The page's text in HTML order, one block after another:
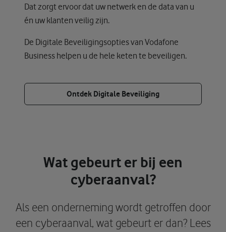
Dat zorgt ervoor dat uw netwerk en de data van u
én uw klanten veilig zijn.
De Digitale Beveiligingsopties van Vodafone
Business helpen u de hele keten te beveiligen.
Ontdek Digitale Beveiliging
Wat gebeurt er bij een
cyberaanval?
Als een onderneming wordt getroffen door
een cyberaanval, wat gebeurt er dan? Lees